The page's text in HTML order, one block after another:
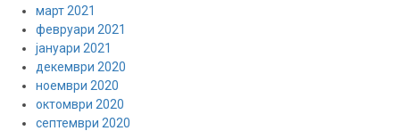
март 2021
февруари 2021
јануари 2021
декември 2020
ноември 2020
октомври 2020
септември 2020